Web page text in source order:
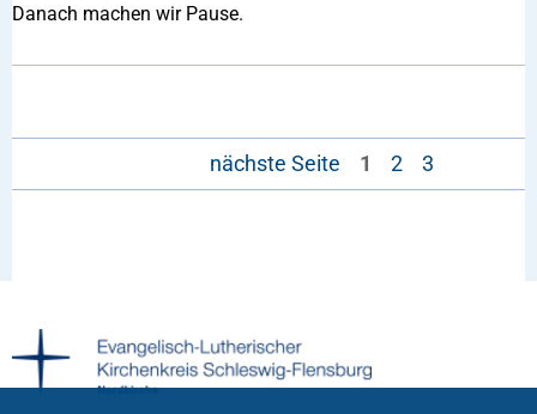
Danach machen wir Pause.
1 2 3
nächste Seite